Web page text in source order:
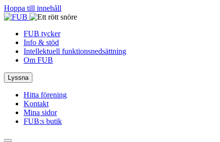
Hoppa till innehåll
FUB tycker
Info & stöd
Intellektuell funktionsnedsättning
Om FUB
Lyssna
Hitta förening
Kontakt
Mina sidor
FUB:s butik